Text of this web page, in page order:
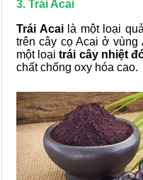
3. Trái Acai
Trái Acailà một loại
trên cây cọ Acai ở vùng
một loạitrái cây nhiệt
chất chống oxy hóa cao.